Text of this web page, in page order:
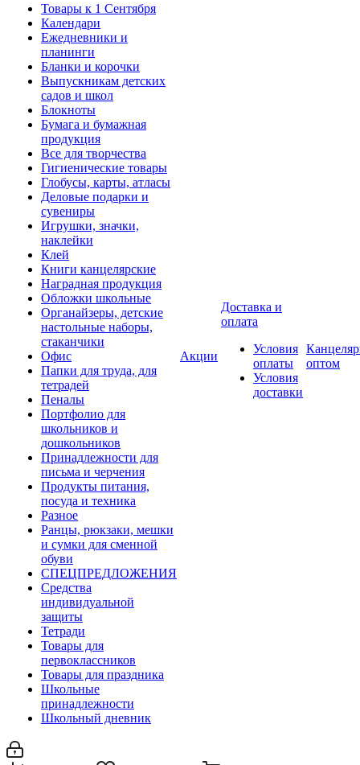
Товары к 1 Сентября
Календари
Ежедневники и
планинги
Бланки и корочки
Выпускникам детских
садов и школ
Блокноты
Бумага и бумажная
продукция
Все для творчества
Гигиенические товары
Глобусы, карты, атласы
Деловые подарки и
сувениры
Игрушки, значки,
наклейки
Клей
Книги канцелярские
Наградная продукция
Обложки школьные
Органайзеры, детские
настольные наборы,
стаканчики
Офис
Папки для труда, для
тетрадей
Пеналы
Портфолио для
школьников и
дошкольников
Принадлежности для
письма и черчения
Продукты питания,
посуда и техника
Разное
Ранцы, рюкзаки, мешки
и сумки для сменной
обуви
СПЕЦПРЕДЛОЖЕНИЯ
Средства
индивидуальной
защиты
Тетради
Товары для
первоклассников
Товары для праздника
Школьные
принадлежности
Школьный дневник
Акции
Доставка и
оплата
Условия
оплаты
Условия
доставки
оптом